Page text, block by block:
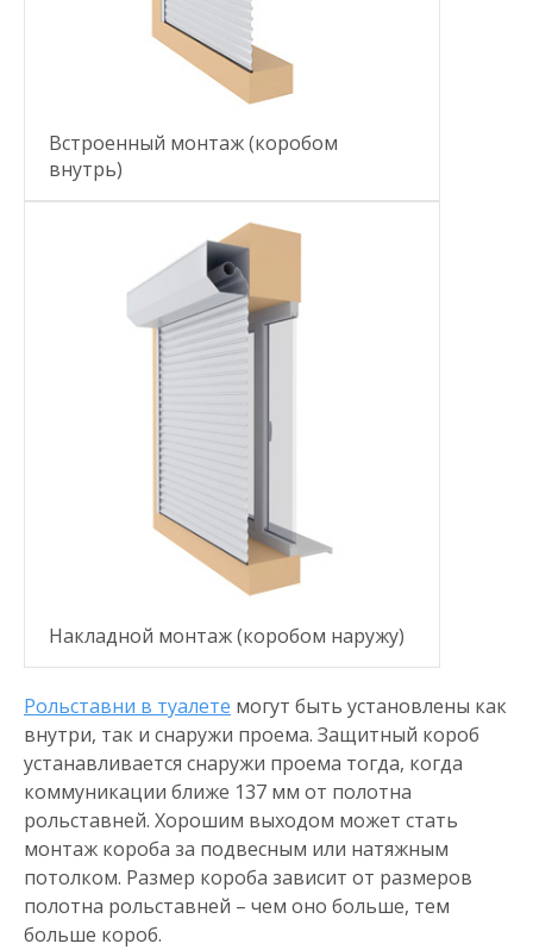
Встроенный монтаж (коробом
внутрь)
Накладной монтаж (коробом наружу)
Рольставни в туалете могут быть установлены как
внутри, так и снаружи проема. Защитный короб
устанавливается снаружи проема тогда, когда
коммуникации ближе 137 мм от полотна
рольставней. Хорошим выходом может стать
монтаж короба за подвесным или натяжным
потолком. Размер короба зависит от размеров
полотна рольставней – чем оно больше, тем
больше короб.